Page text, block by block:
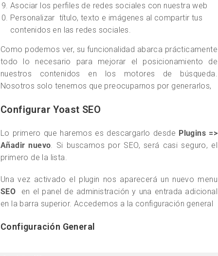
Asociar los perfiles de redes sociales con nuestra web
Personalizar título, texto e imágenes al compartir tus
contenidos en las redes sociales.
Como podemos ver, su funcionalidad abarca prácticamente
todo lo necesario para mejorar el posicionamiento de
nuestros contenidos en los motores de búsqueda.
Nosotros solo tenemos que preocuparnos por generarlos,
Configurar Yoast SEO
Lo primero que haremos es descargarlo desde Plugins =>
Añadir nuevo. Si buscamos por SEO, será casi seguro, el
primero de la lista.
Una vez activado el plugin nos aparecerá un nuevo menu
SEO
en el panel de administración y una entrada adicional
en la barra superior. Accedemos a la configuración general
Configuración General